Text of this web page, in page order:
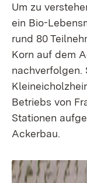
Um zu
ein Bio-
rund 80
Korn auf dem
nachverfolgen.
Betriebs von
Stationen
Ackerbau.